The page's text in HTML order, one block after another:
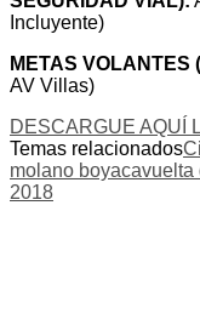
Incluyente)
METAS VOLANTES
AV Villas)
DESCARGUE AQUÍ
Temas relacionados
molano boyacavuelta
2018